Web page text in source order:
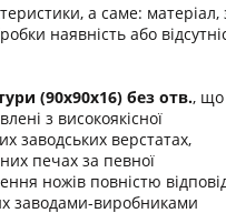
а саме: матеріал,
наявність або
(90х90х16) без отв., що
з високоякісної
заводських верстатах,
печах за певної
ножів повністю
заводами-виробниками